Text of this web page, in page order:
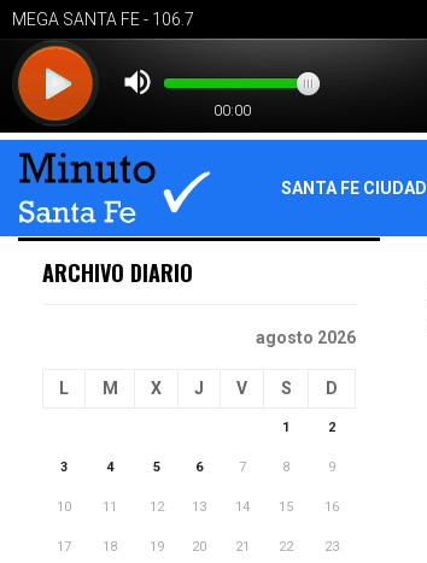
SANTA FE CIUDAD
ARCHIVO DIARIO
agosto 2026
L M X J V S D
1 2
3 4 5 6 7 8 9
10 11 12 13 14 15 16
17 18 19 20 21 22 23